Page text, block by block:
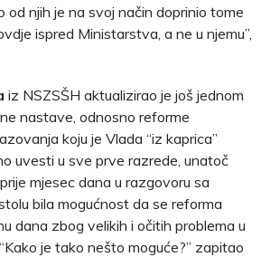
od njih je na svoj način doprinio tome
ispred Ministarstva, a ne u njemu”,
iz NSZSŠH aktualizirao je još jednom
nastave, odnosno reforme
koju je Vlada “iz kaprica”
uvesti u sve prve razrede, unatoč
mjesec dana u razgovoru sa
bila mogućnost da se reforma
dana zbog velikih i očitih problema u
je tako nešto moguće?” zapitao